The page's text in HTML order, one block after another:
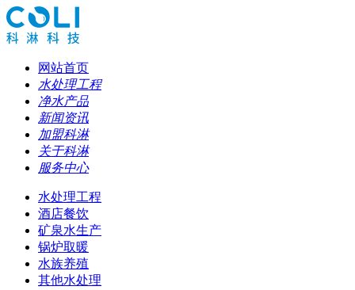
网站首页
水处理工程
净水产品
新闻资讯
加盟科淋
关于科淋
服务中心
水处理工程
酒店餐饮
矿泉水生产
锅炉取暖
水族养殖
其他水处理